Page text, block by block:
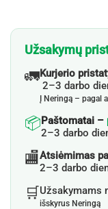
Užsakymų
🚛Kurjerio
2–3 darbo
Į Neringą – pagal
📦Paštomatai –
2–3 darbo
🏬Atsiėmimas
2–3 darbo
🛒Užsakymams
išskyrus Neringą